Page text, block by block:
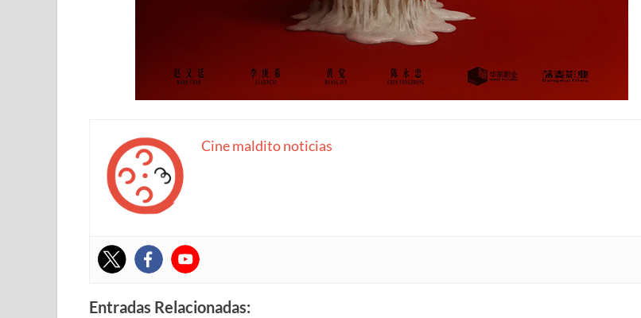
Cine maldito noticias
Entradas Relacionadas: